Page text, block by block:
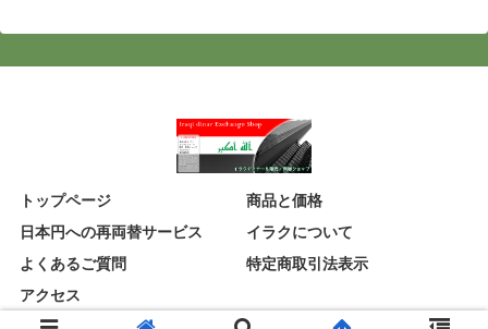
トップページ
商品と価格
日本円への再両替サービス
イラクについて
よくあるご質問
特定商取引法表示
アクセス